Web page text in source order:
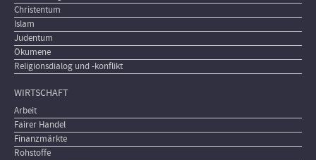
Christentum
Islam
Judentum
Ökumene
Religionsdialog und -konflikt
WIRTSCHAFT
Arbeit
Fairer Handel
Finanzmärkte
Rohstoffe